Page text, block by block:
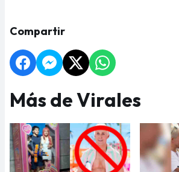
Compartir
Más de Virales